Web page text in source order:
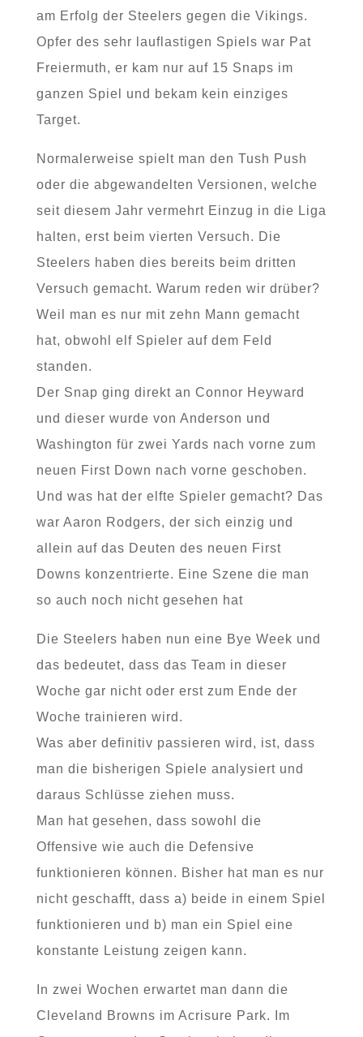
am Erfolg der Steelers gegen die Vikings.
Opfer des sehr lauflastigen Spiels war Pat
Freiermuth, er kam nur auf 15 Snaps im
ganzen Spiel und bekam kein einziges
Target.
Normalerweise spielt man den Tush Push
oder die abgewandelten Versionen, welche
seit diesem Jahr vermehrt Einzug in die Liga
halten, erst beim vierten Versuch. Die
Steelers haben dies bereits beim dritten
Versuch gemacht. Warum reden wir drüber?
Weil man es nur mit zehn Mann gemacht
hat, obwohl elf Spieler auf dem Feld
standen.
Der Snap ging direkt an Connor Heyward
und dieser wurde von Anderson und
Washington für zwei Yards nach vorne zum
neuen First Down nach vorne geschoben.
Und was hat der elfte Spieler gemacht? Das
war Aaron Rodgers, der sich einzig und
allein auf das Deuten des neuen First
Downs konzentrierte. Eine Szene die man
so auch noch nicht gesehen hat
Die Steelers haben nun eine Bye Week und
das bedeutet, dass das Team in dieser
Woche gar nicht oder erst zum Ende der
Woche trainieren wird.
Was aber definitiv passieren wird, ist, dass
man die bisherigen Spiele analysiert und
daraus Schlüsse ziehen muss.
Man hat gesehen, dass sowohl die
Offensive wie auch die Defensive
funktionieren können. Bisher hat man es nur
nicht geschafft, dass a) beide in einem Spiel
funktionieren und b) man ein Spiel eine
konstante Leistung zeigen kann.
In zwei Wochen erwartet man dann die
Cleveland Browns im Acrisure Park. Im